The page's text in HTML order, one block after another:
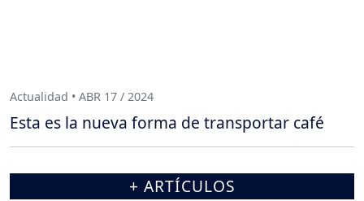
Actualidad • ABR 17 / 2024
Esta es la nueva forma de transportar café
+ ARTÍCULOS